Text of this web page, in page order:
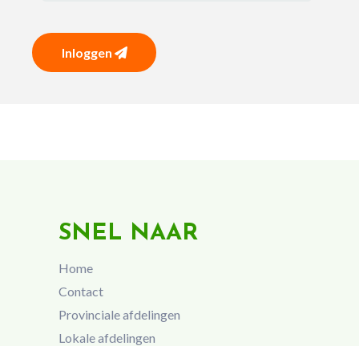
Inloggen
SNEL NAAR
Home
Contact
Provinciale afdelingen
Lokale afdelingen